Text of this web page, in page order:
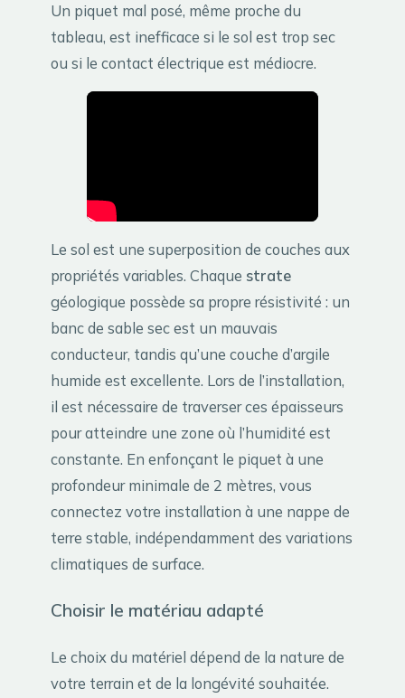
Un piquet mal posé, même proche du
tableau, est inefficace si le sol est trop sec
ou si le contact électrique est médiocre.
Le sol est une superposition de couches aux
propriétés variables. Chaque strate
géologique possède sa propre résistivité : un
banc de sable sec est un mauvais
conducteur, tandis qu’une couche d’argile
humide est excellente. Lors de l’installation,
il est nécessaire de traverser ces épaisseurs
pour atteindre une zone où l’humidité est
constante. En enfonçant le piquet à une
profondeur minimale de 2 mètres, vous
connectez votre installation à une nappe de
terre stable, indépendamment des variations
climatiques de surface.
Choisir le matériau adapté
Le choix du matériel dépend de la nature de
votre terrain et de la longévité souhaitée.